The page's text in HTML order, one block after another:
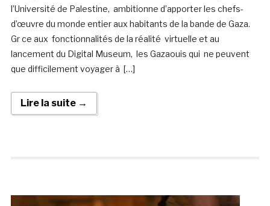
l’Université de Palestine, ambitionne d’apporter les chefs-
d’œuvre du monde entier aux habitants de la bande de Gaza.
Gr ce aux fonctionnalités de la réalité virtuelle et au
lancement du Digital Museum, les Gazaouis qui ne peuvent
que difficilement voyager à […]
Lire la suite →